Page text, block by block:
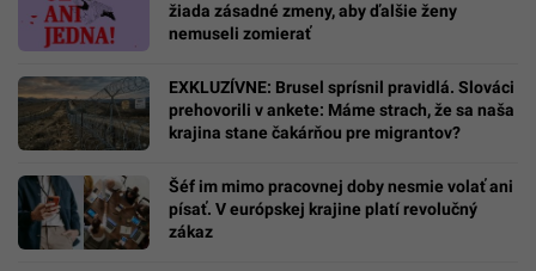
žiada zásadné zmeny, aby ďalšie ženy
nemuseli zomierať
EXKLUZÍVNE: Brusel sprísnil pravidlá. Slováci
prehovorili v ankete: Máme strach, že sa naša
krajina stane čakárňou pre migrantov?
Šéf im mimo pracovnej doby nesmie volať ani
písať. V európskej krajine platí revolučný
zákaz